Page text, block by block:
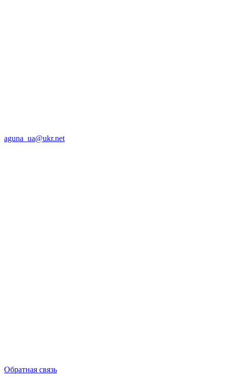
aguna_ua@ukr.net
Обратная связь